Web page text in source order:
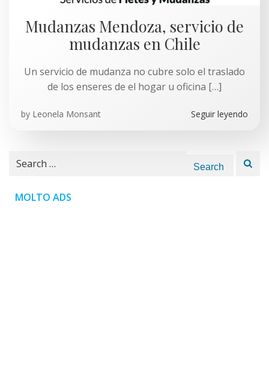
Mudanzas Mendoza, servicio de
mudanzas en Chile
Un servicio de mudanza no cubre solo el traslado
de los enseres de el hogar u oficina […]
by Leonela Monsant Seguir leyendo
Search
MOLTO ADS